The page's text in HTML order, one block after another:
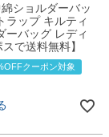
ショルダーバッ
ラップ キルティ
ーバッグ レディ
で送料無料】
クーポン対象